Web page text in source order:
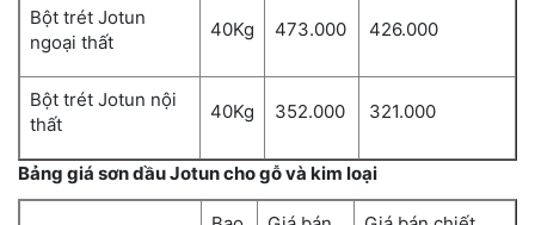
Bột trét Jotun
ngoại thất
40Kg 473.000 426.000
Bột trét Jotun nội
thất
40Kg 352.000 321.000
Bảng giá sơn dầu Jotun cho gỗ và kim loại